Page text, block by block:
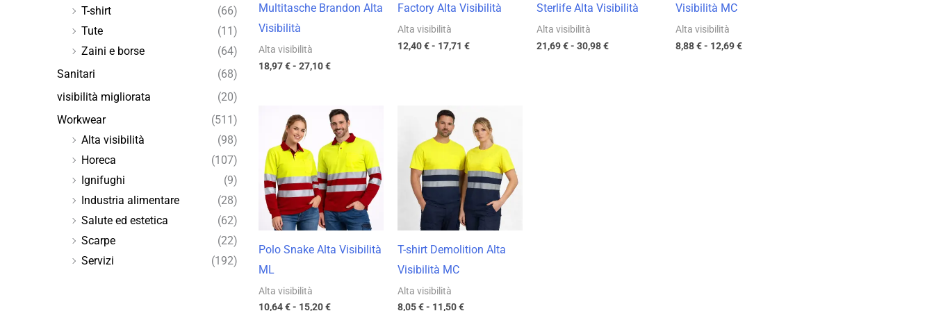
T-shirt
(66)
Tute
(11)
Zaini e borse
(64)
Sanitari
(68)
visibilità migliorata
(20)
Workwear
(511)
Alta visibilità
(98)
Horeca
(107)
Ignifughi
(9)
Industria alimentare
(28)
Salute ed estetica
(62)
Scarpe
(22)
Servizi
(192)
Multitasche Brandon Alta
Visibilità
Alta visibilità
18,97€- 27,10€
Factory Alta Visibilità
Alta visibilità
12,40€- 17,71 €
Sterlife Alta Visibilità
Alta visibilità
21,69€- 30,98€
Visibilità MC
Alta visibilità
8,88€- 12,69€
Polo Snake Alta Visibilità
ML
Alta visibilità
10,64€- 15,20€
Fascia
di
prezzo:
da
10,64 €
a
15,20 €
T-shirt Demolition Alta
Visibilità MC
Alta visibilità
8,05€- 11,50€
prezzo:
da
8,05 €
a
11,50 €